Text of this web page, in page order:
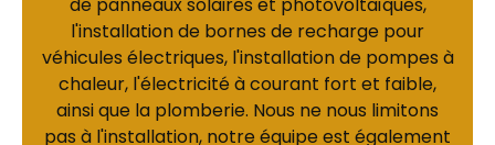
de panneaux solaires et photovoltaïques,
l'installation de bornes de recharge pour
véhicules électriques, l'installation de pompes à
chaleur, l'électricité à courant fort et faible,
ainsi que la plomberie. Nous ne nous limitons
pas à l'installation, notre équipe est également